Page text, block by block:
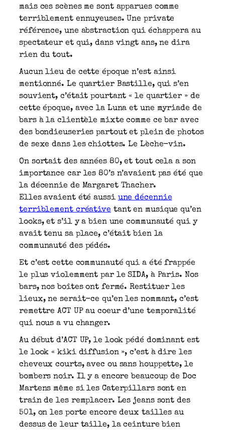
mais ces scènes me sont apparues comme
terriblement ennuyeuses. Une private
référence, une abstraction qui échappera au
spectateur et qui, dans vingt ans, ne dira
rien du tout.
Aucun lieu de cette époque n’est ainsi
mentionné. Le quartier Bastille, qui s’en
souvient, c’était pourtant « le quartier » de
cette époque, avec la Luna et une myriade de
bars à la clientèle mixte comme ce bar avec
des bondieuseries partout et plein de photos
de sexe dans les chiottes. Le Lèche-vin.
On sortait des années 80, et tout cela a son
importance car les 80’s n’avaient pas été que
la décennie de Margaret Thacher.
Elles avaient été aussi une décennie
terriblement créative tant en musique qu’en
looks, et s’il y a bien une communauté qui y
avait tenu sa place, c’était bien la
communauté des pédés.
Et c’est cette communauté qui a été frappée
le plus violemment par le SIDA, à Paris. Nos
bars, nos boîtes ont fermé. Restituer les
lieux, ne serait-ce qu’en les nommant, c’est
remettre ACT UP au coeur d’une temporalité
qui nous a vu changer.
Au début d’ACT UP, le look pédé dominant est
le look « kiki diffusion », c’est à dire les
cheveux courts, avec ou sans houppette, le
bombers noir. Il y a encore beaucoup de Doc
Martens même si les Caterpillars sont en
train de les remplacer. Les jeans sont des
501, on les porte encore deux tailles au
dessus de leur taille, la ceinture bien